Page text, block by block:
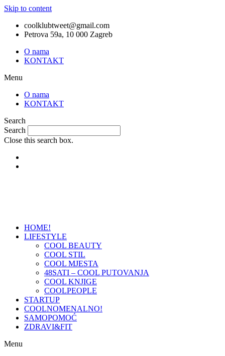
Skip to content
coolklubtweet@gmail.com
Petrova 59a, 10 000 Zagreb
O nama
KONTAKT
Menu
O nama
KONTAKT
Search
Search
Close this search box.
HOME!
LIFESTYLE
COOL BEAUTY
COOL STIL
COOL MJESTA
48SATI – COOL PUTOVANJA
COOL KNJIGE
COOLPEOPLE
STARTUP
COOLNOMENALNO!
SAMOPOMOĆ
ZDRAVI&FIT
Menu